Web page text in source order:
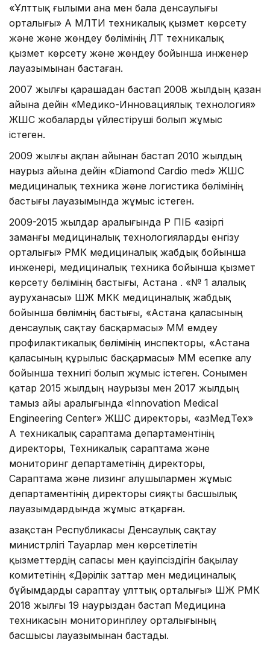
«Ұлттық ғылыми ана мен бала денсаулығы
орталығы» АҚ МЛТИ техникалық қызмет көрсету
және және жөндеу бөлімінің ЛТ техникалық
қызмет көрсету және жөндеу бойынша инженер
лауазымынан бастаған.
2007 жылғы қарашадан бастап 2008 жылдың қазан
айына дейін «Медико-Инновациялық технология»
ЖШС жобаларды үйлестіруші болып жұмыс
істеген.
2009 жылғы ақпан айынан бастап 2010 жылдың
наурыз айына дейін «Diamond Cardio med» ЖШС
медициналық техника және логистика бөлімінің
бастығы лауазымында жұмыс істеген.
2009-2015 жылдар аралығында ҚР ПІБ «Қазіргі
заманғы медициналық технологияларды енгізу
орталығы» РМК медициналық жабдық бойынша
инженері, медициналық техника бойынша қызмет
көрсету бөлімінің бастығы, Астана . «№ 1 Қалалық
ауруханасы» ШЖҚ МКК медициналық жабдық
бойынша бөлімнің бастығы, «Астана қаласының
денсаулық сақтау басқармасы» ММ емдеу
профилактикалық бөлімінің инспекторы, «Астана
қаласының құрылыс басқармасы» ММ есепке алу
бойынша технигі болып жұмыс істеген. Сонымен
қатар 2015 жылдың наурызы мен 2017 жылдың
тамыз айы аралығында «Innovation Medical
Engineering Center» ЖШС директоры, «ҚазМедТех»
АҚ техникалық сараптама департаментінің
директоры, Техникалық сараптама және
мониторинг департаметінің директоры,
Сараптама және лизинг алушылармен жұмыс
департаментінің директоры сияқты басшылық
лауазымдардында жұмыс атқарған.
Қазақстан Республикасы Денсаулық сақтау
министрлігі Тауарлар мен көрсетілетін
қызметтердің сапасы мен қауіпсіздігін бақылау
комитетінің «Дәрілік заттар мен медициналық
бұйымдарды сараптау ұлттық орталығы» ШЖҚ РМК
2018 жылғы 19 наурыздан бастап Медицина
техникасын мониторингілеу орталығының
басшысы лауазымынан бастады.